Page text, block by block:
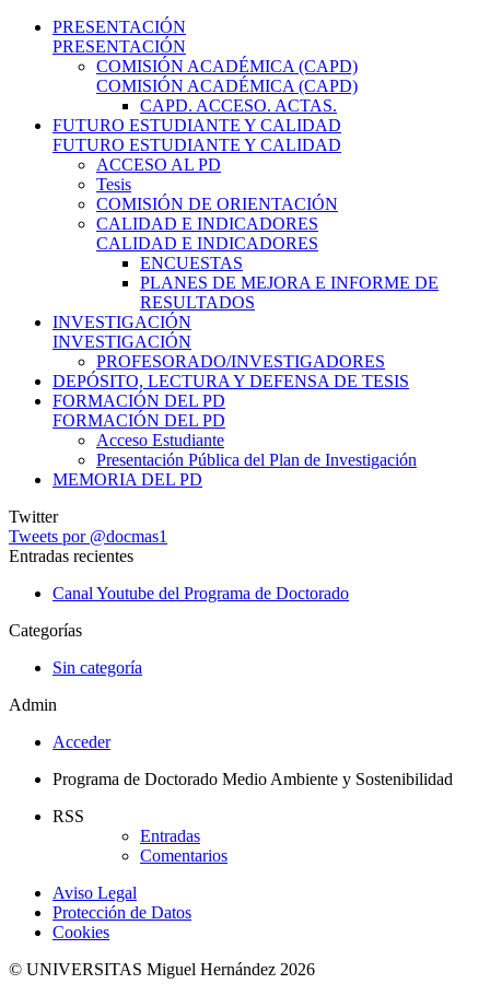
PRESENTACIÓN
PRESENTACIÓN
COMISIÓN ACADÉMICA (CAPD)
COMISIÓN ACADÉMICA (CAPD)
CAPD. ACCESO. ACTAS.
FUTURO ESTUDIANTE Y CALIDAD
FUTURO ESTUDIANTE Y CALIDAD
ACCESO AL PD
Tesis
COMISIÓN DE ORIENTACIÓN
CALIDAD E INDICADORES
CALIDAD E INDICADORES
ENCUESTAS
PLANES DE MEJORA E INFORME DE
RESULTADOS
INVESTIGACIÓN
INVESTIGACIÓN
PROFESORADO/INVESTIGADORES
DEPÓSITO, LECTURA Y DEFENSA DE TESIS
FORMACIÓN DEL PD
FORMACIÓN DEL PD
Acceso Estudiante
Presentación Pública del Plan de Investigación
MEMORIA DEL PD
Twitter
Tweets por @docmas1
Entradas recientes
Canal Youtube del Programa de Doctorado
Categorías
Sin categoría
Admin
Acceder
Programa de Doctorado Medio Ambiente y Sostenibilidad
RSS
Entradas
Comentarios
Aviso Legal
Protección de Datos
Cookies
© UNIVERSITAS Miguel Hernández 2026